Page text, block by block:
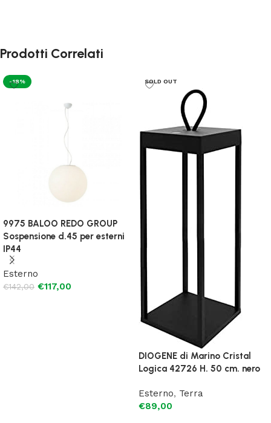
Prodotti Correlati
-18%
9975 BALOO REDO GROUP
Sospensione d.45 per esterni
IP44
Esterno
€142,00 €117,00
SOLD OUT
DIOGENE di Marino Cristal
Logica 42726 H. 50 cm. nero
Esterno, Terra
€89,00